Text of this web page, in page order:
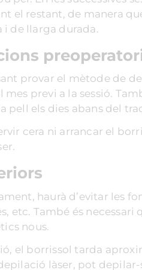
el restant, de manera
de llarga durada.
provar el mètode de
mes previ a la sessió.
pell els dies abans del
cera ni arrancar el
haurà d’evitar les
etc. També és
nous.
el borrissol tarda
làser, pot